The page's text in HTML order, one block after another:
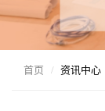
首页 资讯中心